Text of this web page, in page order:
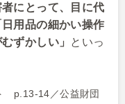
にとって、目に代
用品の細かい操作
ずかしい」 といっ
p.13-14／公益財団